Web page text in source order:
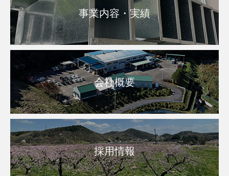
事業内容・実績
会社概要
採用情報